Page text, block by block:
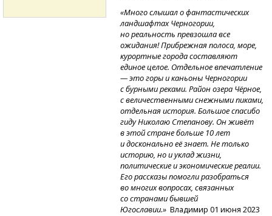
«Много слышал о фантастических
ландшафтах Черногории,
но реальность превзошла все
ожидания! Прибрежная полоса, море,
курортные города составляют
единое целое. Отдельное впечатление
— это горы и каньоны Черногории
с бурными реками. Район озера Чёрное,
с величественными снежными пиками,
отдельная история. Большое спасибо
гиду Николаю Степанову. Он живёт
в этой стране больше 10 лет
и досконально её знает. Не только
историю, но и уклад жизни,
политические и экономические реалии.
Его рассказы помогли разобраться
во многих вопросах, связанных
со странами бывшей
Югославии.» Владимир 01 июня 2023